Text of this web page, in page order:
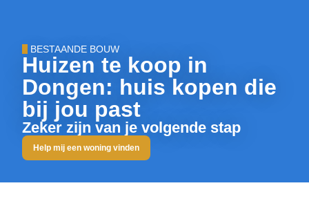
BESTAANDE BOUW
Huizen te koop in
Dongen: huis kopen die
bij jou past
Zeker zijn van je volgende stap
Help mij een woning vinden